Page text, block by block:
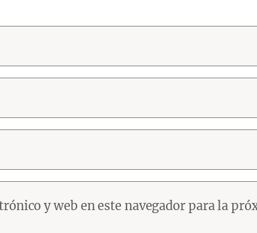
y web en este navegador para la